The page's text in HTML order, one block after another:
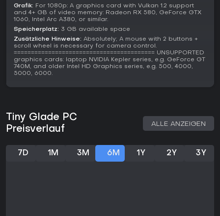
Grafik: For 1080p: A graphics card with Vulkan 1.2 support
and 4+ GB of video memory: Radeon RX 580, GeForce GTX
1060, Intel Arc A380, or similar.
Speicherplatz: 3 GB available space
Zusätzliche Hinweise: Absolutely; A mouse with 2 buttons +
scroll wheel is necessary for camera control.
========================================= UNSUPPORTED
graphics cards: laptop NVIDIA Kepler series, e.g. GeForce GT
740M, and older Intel HD Graphics series, e.g. 500, 4000,
5000, 6000.
Tiny Glade PC
Preisverlauf
ALLE ANZEIGEN
7D 1M 3M 6M 1Y 2Y 3Y